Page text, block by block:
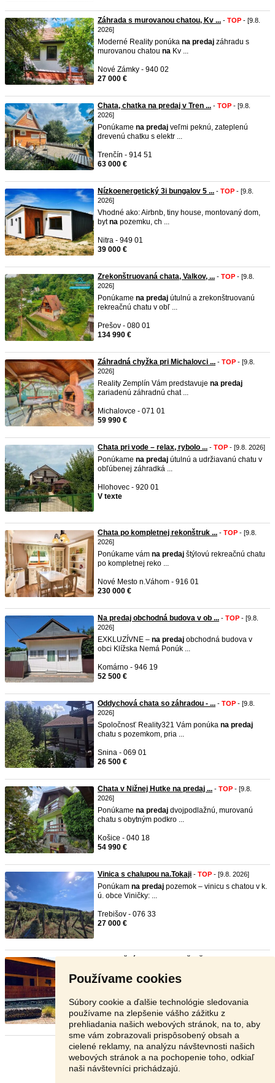
Používame cookies
Súbory cookie a ďalšie technológie sledovania
používame na zlepšenie vášho zážitku z
prehliadania našich webových stránok, na to, aby
sme vám zobrazovali prispôsobený obsah a
cielené reklamy, na analýzu návštevnosti našich
webových stránok a na pochopenie toho, odkiaľ
naši návštevníci prichádzajú.
Záhrada s murovanou chatou, Kv ... - TOP - [9.8.
2026]
Moderné Reality ponúka na predaj záhradu s
murovanou chatou na Kv ...
Nové Zámky - 940 02
27 000 €
Chata, chatka na predaj v Tren ... - TOP - [9.8.
2026]
Ponúkame na predaj veľmi peknú, zateplenú
drevenú chatku s elektr ...
Trenčín - 914 51
63 000 €
Nízkoenergetický 3i bungalov 5 ... - TOP - [9.8.
2026]
Vhodné ako: Airbnb, tiny house, montovaný dom,
bytna pozemku, ch ...
Nitra - 949 01
39 000 €
Zrekonštruovaná chata, Valkov, ... - TOP - [9.8.
2026]
Ponúkame na predaj útulnú a zrekonštruovanú
rekreačnú chatu v obľ ...
Prešov - 080 01
134 990 €
Záhradná chyžka pri Michalovci ... - TOP - [9.8.
2026]
Reality Zemplín Vám predstavuje na predaj
zariadenú záhradnú chat ...
Michalovce - 071 01
59 990 €
Chata pri vode – relax, rybolo ... - TOP - [9.8. 2026]
Ponúkame na predaj útulnú a udržiavanú chatu v
obľúbenej záhradká ...
Hlohovec - 920 01
V texte
Chata po kompletnej rekonštruk ... - TOP - [9.8.
2026]
Ponúkame vám na predaj štýlovú rekreačnú chatu
po kompletnej reko ...
Nové Mesto n.Váhom - 916 01
230 000 €
Na predaj obchodná budova v ob ... - TOP - [9.8.
2026]
EXKLUZÍVNE – na predaj obchodná budova v
obci Klížska Nemá Ponúk ...
Komárno - 946 19
52 500 €
Oddychová chata so záhradou - ... - TOP - [9.8.
2026]
Spoločnosť Reality321 Vám ponúka na predaj
chatu s pozemkom, pria ...
Snina - 069 01
26 500 €
Chata v Nižnej Hutke na predaj ... - TOP - [9.8.
2026]
Ponúkame na predaj dvojpodlažnú, murovanú
chatu s obytným podkro ...
Košice - 040 18
54 990 €
Vinica s chalupou na.Tokaji - TOP - [9.8. 2026]
Ponúkam na predaj pozemok – vinicu s chatou v k.
ú. obce Viničky: ...
Trebišov - 076 33
27 000 €
na predajrekreačnáchata
Vranov nad Topľou - 094 05
95 000 €
Stránka: 1 2 3 Ďalšia